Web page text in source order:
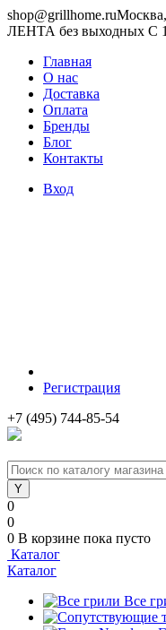
shop@grillhome.ru
ЛЕНТА без выходных С
Главная
О нас
Доставка
Оплата
Бренды
Блог
Контакты
Вход
Регистрация
+7 (495) 744-85-54
0
0
0 В корзине пока пусто
Каталог
Каталог
Все